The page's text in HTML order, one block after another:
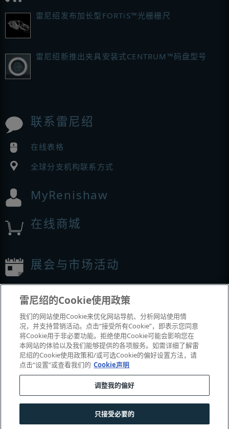
雷尼绍发布加长型FORTiS™光栅栅尺
雷尼绍新推出夹具安装式CENTRUM™码盘型号
联系雷尼绍
在线表格
全球分支机构联系方式
MyRenishaw
在线商城
展会与市场活动
© 2001-2026 Renishaw plc。版权所有。
联系我们 | | | | 指南
沪公网安备 31010602004385号
雷尼绍的Cookie使用政策
我们的网站使用Cookie来优化网站导航、分析网站使用情
况，并支持营销活动。点击“接受所有Cookie”，即表示您同意
将Cookie用于非必要功能。拒绝使用Cookie可能会影响您在
本网站的体验以及我们能够提供的各项服务。如需详细了解雷
尼绍的Cookie使用政策和/或可选Cookie的偏好设置方法，请
点击“设置”或查看我们的 Cookie声明
调整我的偏好
只接受必要的